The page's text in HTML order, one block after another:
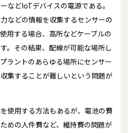
などIoTデバイスの電源である。
などの情報を収集するセンサーの
用する場合、高所などケーブルの
。その結果、配線が可能な場所し
ラントのあらゆる場所にセンサー
集することが難しいという問題が
使用する方法もあるが、電池の費
めの人件費など、維持費の問題が